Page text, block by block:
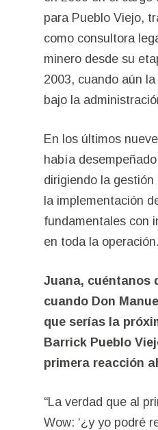
para Pueblo Viejo,
como consultora
minero desde su
2003, cuando aún
bajo la
En los últimos
había
dirigiendo la
la implementación
fundamentales con
en toda la operación.
Juana, cuéntanos
cuando Don
que serías la
Barrick Pueblo
primera reacción
“La verdad que al
Wow: ‘¿y yo podré